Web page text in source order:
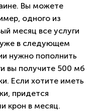
Вы можете
одного из
месяц все услуги
в следующем
нужно пополнить
вы получите 500 мб
Если хотите иметь
придется
крон в месяц.